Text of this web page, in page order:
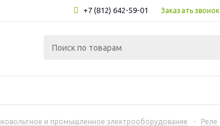
+7 (812) 642-59-01 Заказать звонок
и промышленное электрооборудование - Реле